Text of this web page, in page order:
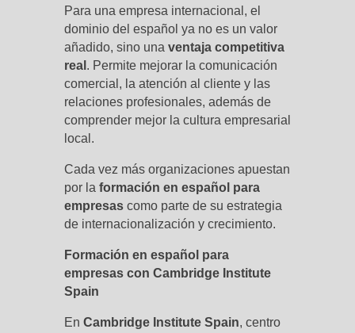
Para una empresa internacional, el
dominio del español ya no es un valor
añadido, sino una ventaja competitiva
real . Permite mejorar la comunicación
comercial, la atención al cliente y las
relaciones profesionales, además de
comprender mejor la cultura empresarial
local.
Cada vez más organizaciones apuestan
por la formación en español para
empresascomo parte de su estrategia
de internacionalización y crecimiento.
Formación en español para
empresas con Cambridge Institute
Spain
En Cambridge Institute Spain, centro